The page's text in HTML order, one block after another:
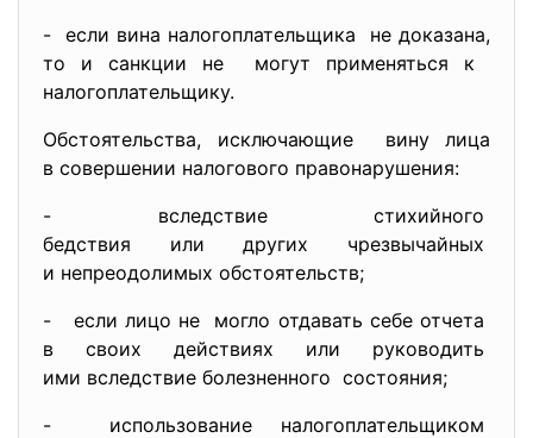
- если вина налогоплательщика не доказана,
то и санкции не могут применяться к
налогоплательщику.
Обстоятельства, исключающие вину лица
в совершении налогового правонарушения:
- вследствие стихийного
бедствия или других чрезвычайных
и непреодолимых обстоятельств;
- если лицо не могло отдавать себе отчета
в своих действиях или руководить
ими вследствие болезненного состояния;
- использование налогоплательщиком